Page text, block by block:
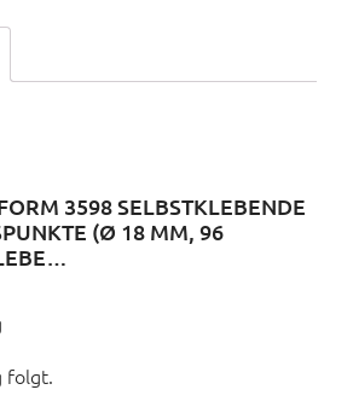
3598 SELBSTKLEBENDE
(Ø 18 MM, 96
folgt.